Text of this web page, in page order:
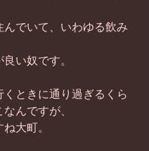
んでいて、いわゆる飲み
い奴です。
くときに通り過ぎるくら
んですが、
ね大町。